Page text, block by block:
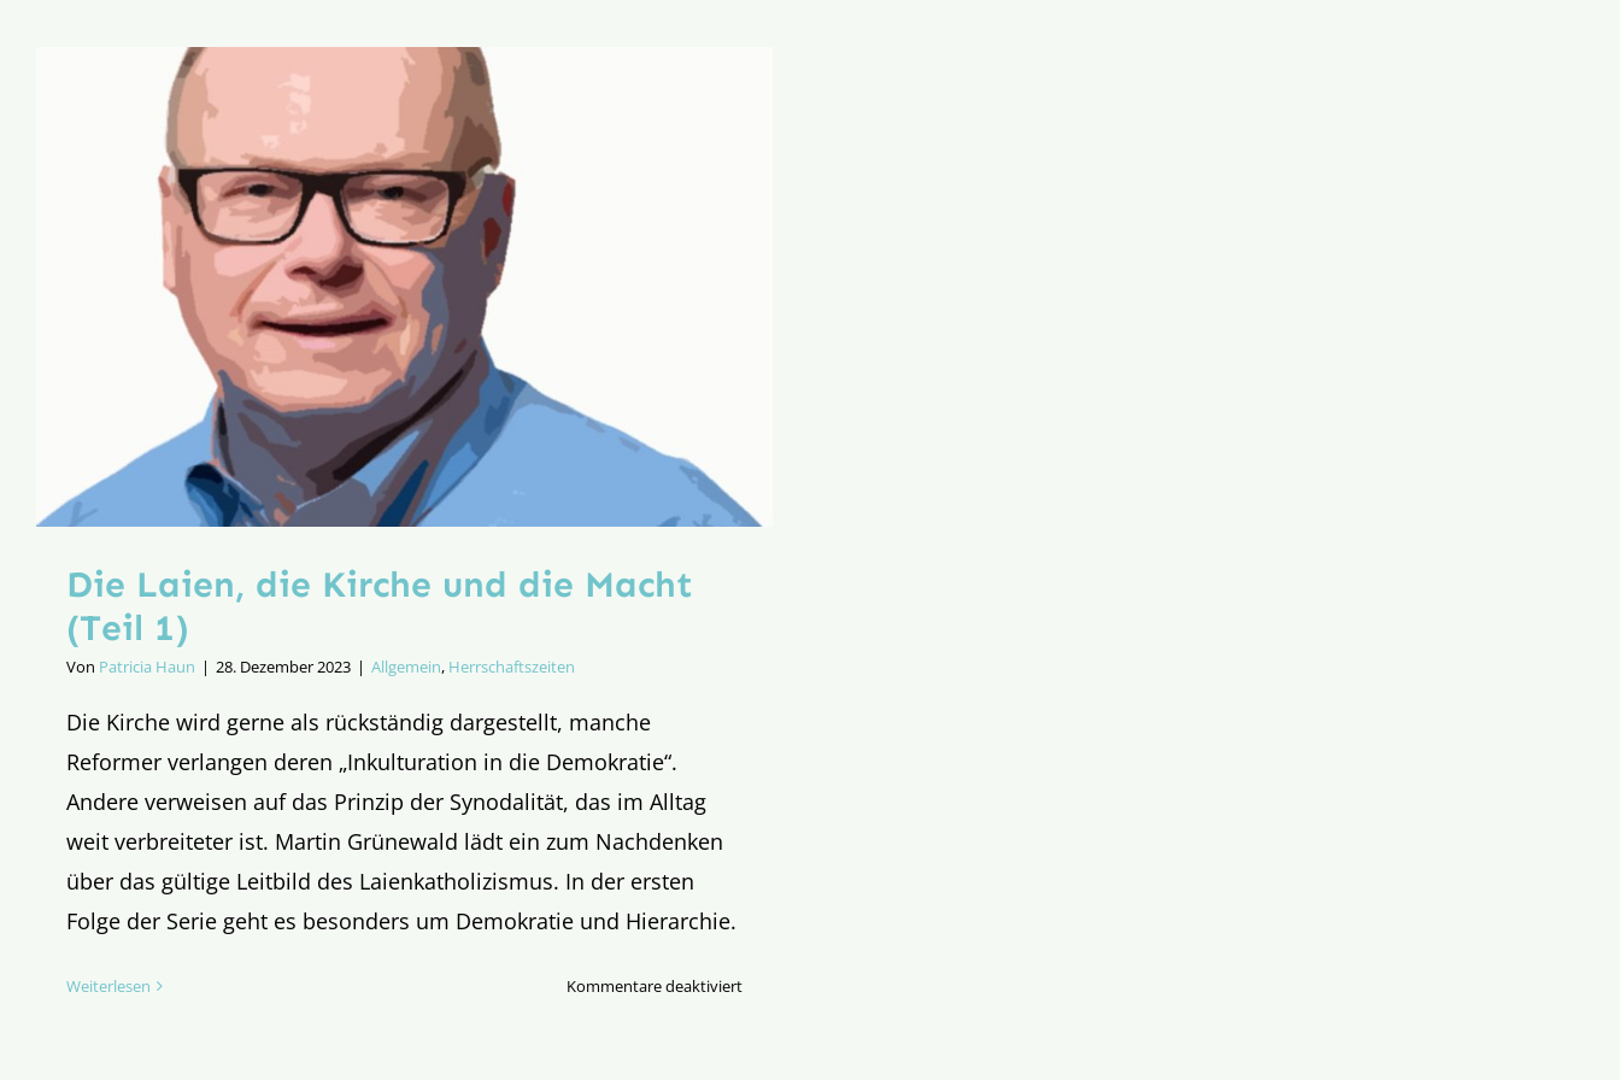
Die Laien, die Kirche und die Macht
(Teil 1)
Von Patricia Haun | 28. Dezember 2023 | Allgemein, Herrschaftszeiten
Die Kirche wird gerne als rückständig dargestellt, manche
Reformer verlangen deren „Inkulturation in die Demokratie“.
Andere verweisen auf das Prinzip der Synodalität, das im Alltag
weit verbreiteter ist. Martin Grünewald lädt ein zum Nachdenken
über das gültige Leitbild des Laienkatholizismus. In der ersten
Folge der Serie geht es besonders um Demokratie und Hierarchie.
Weiterlesen Kommentare deaktiviertfür